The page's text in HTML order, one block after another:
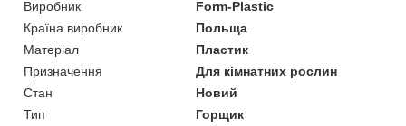
Виробник
Form-Plastic
Країна виробник
Польща
Матеріал
Пластик
Призначення
Для кімнатних рослин
Стан
Новий
Тип
Горщик